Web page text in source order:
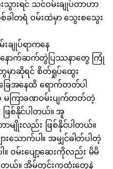
ားရင် သင်ဝမ်းချုပ်တာဟာ
ခါတရံ ဝမ်းထဲမှာ သွေးစသွေး
းချုပ်ရာကနေ
းနောက်ဆက်တွဲပြဿနာတွေ ကြုံ
မှာဆိုရင် စိတ်ရှုပ်ထွေး
ေအနေထိ ရောက်တတ်ပါ
မကြာခဏဝမ်းပျက်တတ်တဲ့
ြစ်နိုင်ပါတယ်။ အူ
ာမျိုးလည်း ဖြစ်နိုင်ပါတယ်။
ားသောက်ပါ။ အမျှင်ဓါတ်ပါတဲ့
။ ဝမ်းပျော့ဆေးကိုလည်း မိမိ
တယ်။ အိမ်တွင်းကုထုံးတွေနဲ့